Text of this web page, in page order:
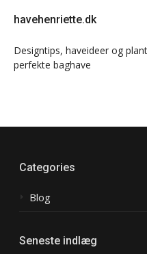
havehenriette.dk
Designtips, haveideer og
perfekte baghave
Categories
Blog
Seneste indlæg